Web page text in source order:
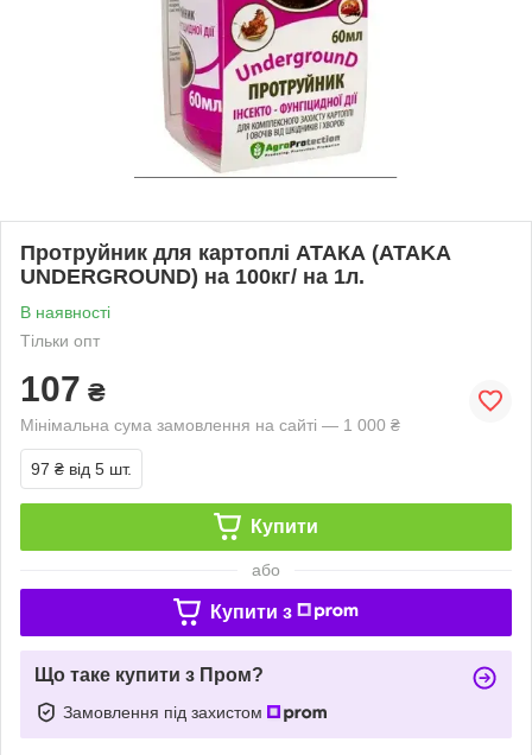
Протруйник для картоплі АТАКА (ATAKA
UNDERGROUND) на 100кг/ на 1л.
В наявності
Тільки опт
107 ₴
Мінімальна сума замовлення на сайті — 1 000 ₴
97 ₴ від 5 шт.
Купити
або
Купити з
Що таке купити з Пром?
Замовлення під захистом